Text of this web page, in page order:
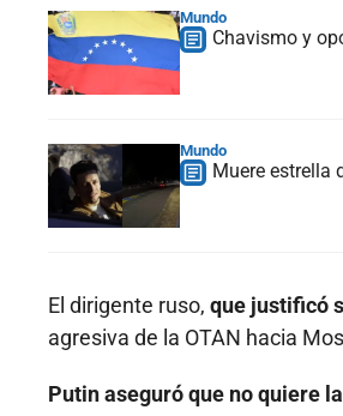
Mundo
Chavismo y
Mundo
Muere estrella
El dirigente ruso, que justificó
agresiva de la OTAN hacia
Putin aseguró que no quiere